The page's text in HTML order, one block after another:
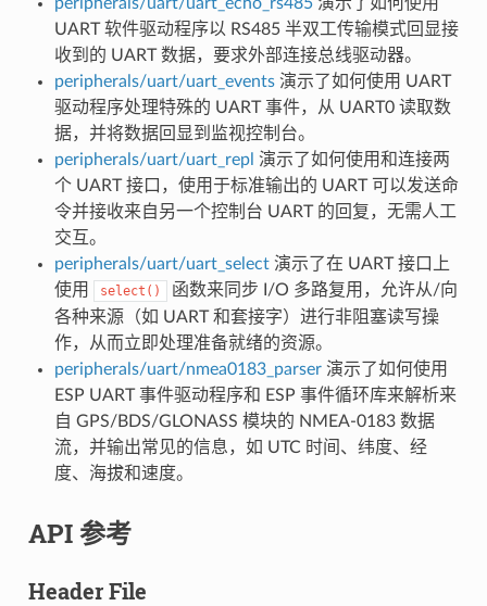
UART 软件驱动程序以 RS485 半双工传输模式回显接
收到的 UART 数据，要求外部连接总线驱动器。
peripherals/uart/uart_events演示了如何使用 UART
驱动程序处理特殊的 UART 事件，从 UART0 读取数
据，并将数据回显到监视控制台。
peripherals/uart/uart_repl 演示了如何使用和连接两
个 UART 接口，使用于标准输出的 UART 可以发送命
令并接收来自另一个控制台 UART 的回复，无需人工
交互。
peripherals/uart/uart_select演示了在 UART 接口上
使用
select()
函数来同步 I/O 多路复用，允许从/向
各种来源（如 UART 和套接字）进行非阻塞读写操
作，从而立即处理准备就绪的资源。
peripherals/uart/nmea0183_parser演示了如何使用
ESP UART 事件驱动程序和 ESP 事件循环库来解析来
自 GPS/BDS/GLONASS 模块的 NMEA-0183 数据
流，并输出常见的信息，如 UTC 时间、纬度、经
度、海拔和速度。
API 参考
Header File